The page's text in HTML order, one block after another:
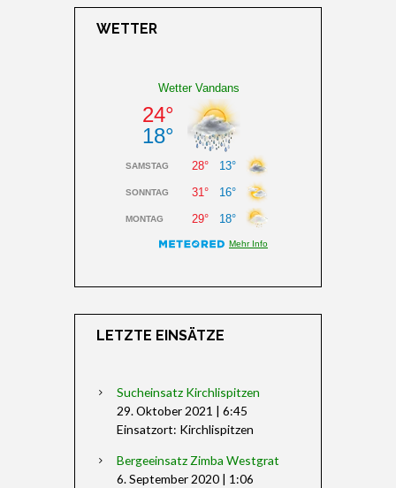
WETTER
LETZTE EINSÄTZE
Sucheinsatz Kirchlispitzen
29. Oktober 2021 | 6:45
Einsatzort: Kirchlispitzen
Bergeeinsatz Zimba Westgrat
6. September 2020| 1:06